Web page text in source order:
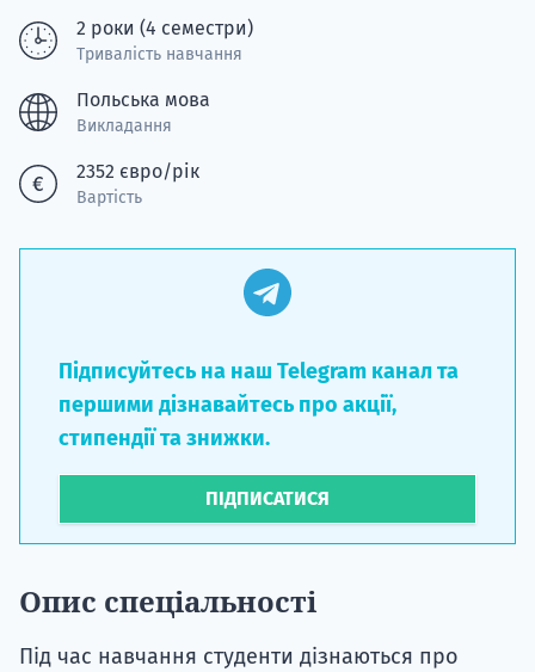
2 роки (4 семестри)
Тривалість навчання
Польська мова
Викладання
2352 євро/рік
Вартість
Підписуйтесь на наш Telegram канал та
першими дізнавайтесь про акції,
стипендії та знижки.
ПІДПИСАТИСЯ
Опис спеціальності
Під час навчання студенти дізнаються про